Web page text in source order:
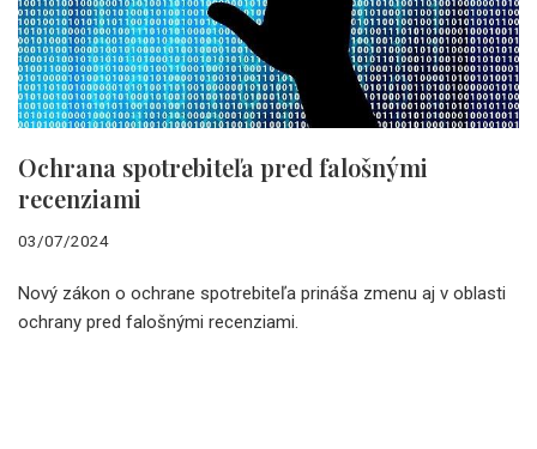
Ochrana spotrebiteľa pred falošnými
recenziami
03/07/2024
Nový zákon o ochrane spotrebiteľa prináša zmenu aj v oblasti
ochrany pred falošnými recenziami.